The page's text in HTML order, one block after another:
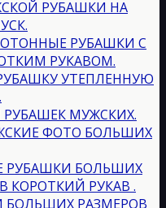
РУБАШКИ НА
РУБАШКИ С
РУКАВОМ.
УТЕПЛЕННУЮ
РУБАШЕК МУЖСКИХ.
ФОТО БОЛЬШИХ
РУБАШКИ БОЛЬШИХ
КОРОТКИЙ РУКАВ .
БОЛЬШИХ РАЗМЕРОВ